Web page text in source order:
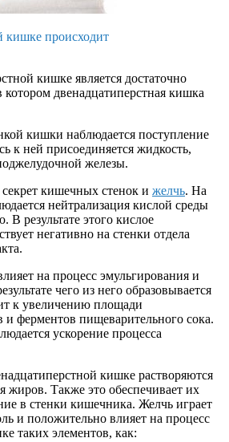
кишке происходит
кишке является достаточно
двенадцатиперстная кишка
кишки наблюдается поступление
к ней присоединяется жидкость,
железы.
кишечных стенок и желчь. На
нейтрализация кислой среды
результате этого кислое
негативно на стенки отдела
на процесс эмульгирования и
чего из него образовывается
к увеличению площади
и ферментов пищеварительного сока.
ускорение процесса
кишке растворяются
жиров. Также это обеспечивает их
в стенки кишечника. Желчь играет
и положительно влияет на процесс
таких элементов, как: